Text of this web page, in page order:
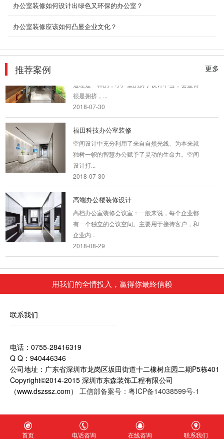
办公室装修如何设计出绿色又环保的办公室？
办公室装修应该如何凸显企业文化？
更多
推荐案例
工人生产操作的环境以及工作效率的高低，其重
2018-07-30
小型办公室装修设计
很是拥挤，...
2018-07-30
福田科技办公室装修
独树一帜的智慧办公赋予了灵动的生命力。空间
设计打...
2018-07-30
高端办公楼装修设计
有一个独立的会议空间。主要用于接待客户，和
企业内...
2018-08-29
复式装修设计_文化公司办公室
中式格局的开阔和借景之妙是设计的难点。因此
在企业形象墙、洽谈区背景墙两侧、开放式办公
看不需要太复杂，精简干练的装修反而会有一种
别致的时尚...
2018-06-28
办公室的墙壁装饰装修理念内部·独特的冲孔铝板
设计接待区小图片。设计在家居墙上设计了梦幻
用我们的全情投入，贏得你最終信赖
联系我们
电话：0755-28416319
Q Q：940446346
公司地址：广东省深圳市龙岗区坂田街道十二橡树庄园二期P5栋401
Copyright©2014-2015 深圳市东森装饰工程有限公司
（www.dszssz.com） 工信部备案号：粤ICP备14038599号-1
首页 电话咨询 在线咨询 联系我们